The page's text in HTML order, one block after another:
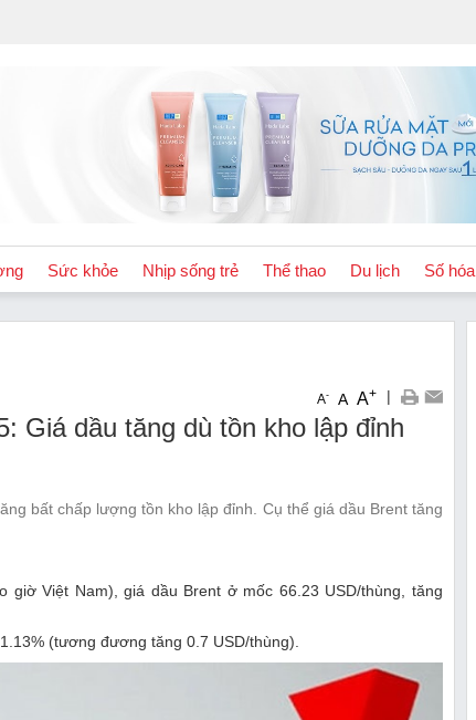
Sức khỏe Nhịp sống trẻ Thể thao Du lịch Số hóa
A- A A+ |
Giá dầu tăng dù tồn kho lập đỉnh
bất chấp lượng tồn kho lập đỉnh. Cụ thể giá dầu Brent tăng
giờ Việt Nam), giá dầu Brent ở mốc 66.23 USD/thùng, tăng
(tương đương tăng 0.7 USD/thùng).